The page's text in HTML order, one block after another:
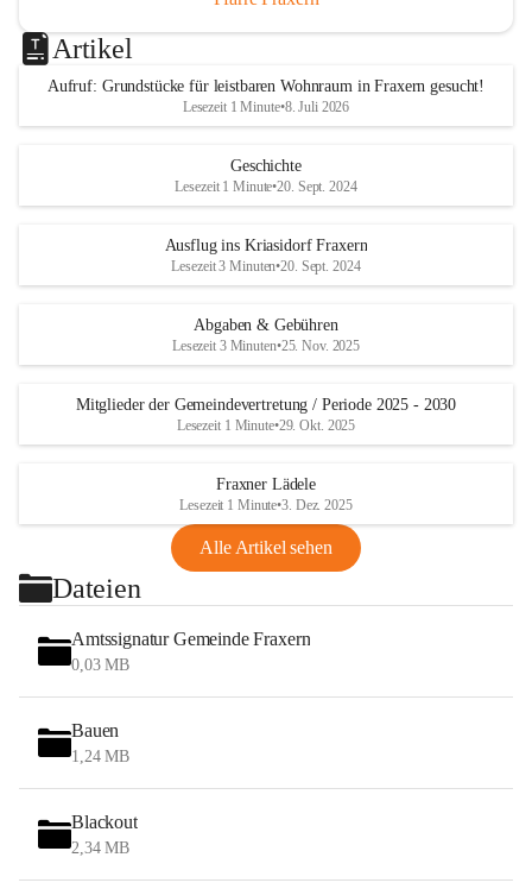
Artikel
Aufruf: Grundstücke für leistbaren Wohnraum in Fraxern gesucht!
Lesezeit 1 Minute•8. Juli 2026
Geschichte
Lesezeit 1 Minute•20. Sept. 2024
Ausflug ins Kriasidorf Fraxern
Lesezeit 3 Minuten•20. Sept. 2024
Abgaben & Gebühren
Lesezeit 3 Minuten•25. Nov. 2025
Mitglieder der Gemeindevertretung / Periode 2025 - 2030
Lesezeit 1 Minute•29. Okt. 2025
Fraxner Lädele
Lesezeit 1 Minute•3. Dez. 2025
Alle Artikel sehen
Dateien
Amtssignatur Gemeinde Fraxern
0,03 MB
Bauen
1,24 MB
Blackout
2,34 MB